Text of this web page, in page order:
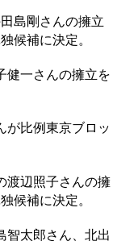
島剛さんの擁立
候補に決定。
健一さんの擁立を
が比例東京ブロッ
渡辺照子さんの擁
候補に決定。
智太郎さん、北出